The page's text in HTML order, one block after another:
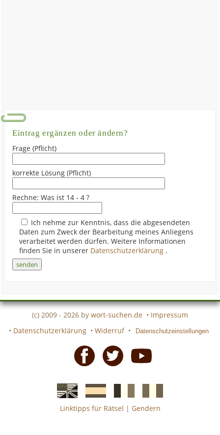
Eintrag ergänzen oder ändern?
Frage (Pflicht)
korrekte Lösung (Pflicht)
Rechne: Was ist 14 - 4 ?
Ich nehme zur Kenntnis, dass die abgesendeten
Daten zum Zweck der Bearbeitung meines Anliegens
verarbeitet werden dürfen. Weitere Informationen
finden Sie in unserer Datenschutzerklärung .
(c) 2009 - 2026 by wort-suchen.de • Impressum
• Datenschutzerklärung • Widerruf • Datenschutzeinstellungen
EnglischeSpanischefranzösicheitalienische
Linktipps für Rätsel | Gendern